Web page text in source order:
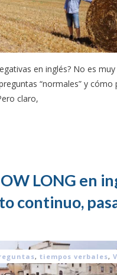
en inglés? No es
“normales” y cómo
claro,
LONG en
continuo,
, tiempos verbales,